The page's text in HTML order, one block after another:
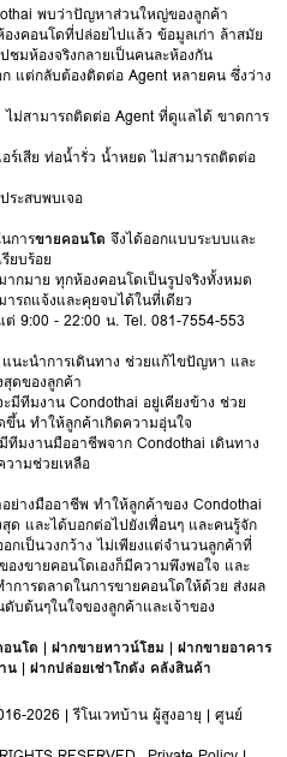
พบว่าปัญหาส่วนใหญ่ของลูกค้า
งคอนโดที่ปล่อยไปแล้ว ข้อมูลเก่า ล้าสมัย
ชมห้องจริงกลายเป็นคนละห้องกัน
ก แต่กลับต้องติดต่อ Agent หลายคน ซึ่งว่าง
ม่สามารถติดต่อ Agent ที่ดูแลได้ ขาดการ
ร์เสีย ท่อน้ำรั่ว น้ำหยด ไม่สามารถติดต่อ
ะสบพบเจอ
การขายคอนโด จึงได้ออกแบบระบบและ
ยบร้อย
ากมาย ทุกห้องคอนโดเป็นรูปจริงทั้งหมด
รถแจ้งและคุยจบได้ในที่เดียว
9:00 - 22:00 น. Tel. 081-7554-553
นะนำการเดินทาง ช่วยแก้ไขปัญหา และ
ดของลูกค้า
มีทีมงาน Condothai อยู่เคียงข้าง ช่วย
น ทำให้ลูกค้าเกิดความอุ่นใจ
ทีมงานมืออาชีพจาก Condothai เดินทาง
ามช่วยเหลือ
างมืออาชีพ ทำให้ลูกค้าของ Condothai
ด และได้บอกต่อไปยังเพื่อนๆ และคนรู้จัก
กเป็นวงกว้าง ไม่เพียงแต่จำนวนลูกค้าที่
องขายคอนโดเองก็มีความพึงพอใจ และ
การตลาดในการขายคอนโดให้ด้วย ส่งผล
บต้นๆในใจของลูกค้าและเจ้าของ
นโด |ฝากขายทาวน์โฮม |ฝากขายอาคาร
น |ฝากปล่อยเช่าโกดัง คลังสินค้า
2026 |รีโนเวทบ้าน ผู้สูงอายุ |ศูนย์